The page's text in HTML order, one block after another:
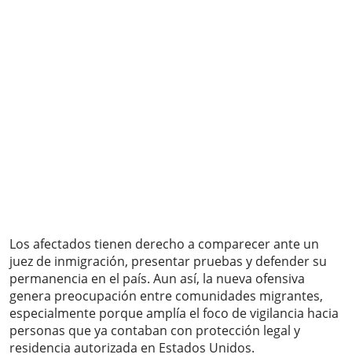
Los afectados tienen derecho a comparecer ante un
juez de inmigración, presentar pruebas y defender su
permanencia en el país. Aun así, la nueva ofensiva
genera preocupación entre comunidades migrantes,
especialmente porque amplía el foco de vigilancia hacia
personas que ya contaban con protección legal y
residencia autorizada en Estados Unidos.